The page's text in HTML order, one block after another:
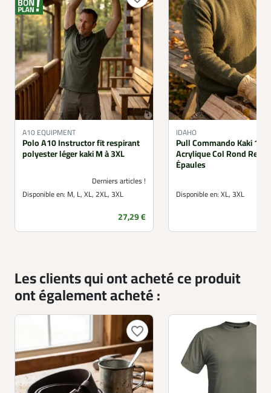
A10 EQUIPMENT
Polo A10 Instructor fit respirant
polyester léger kaki M à 3XL
Derniers articles !
Disponible en: M, L, XL, 2XL, 3XL
Prix
27,29 €
IDAHO
Pull Commando Kaki
Acrylique Col Rond
Épaules
Disponible en:XL, 3XL
Les clients qui ont acheté ce produit
ont également acheté :
favorite_border